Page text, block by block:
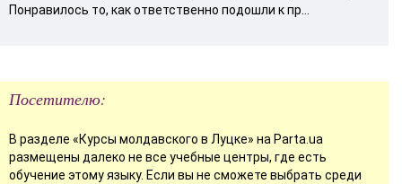
Понравилось то, как ответственно подошли к пр...
Посетителю:
В разделе «Курсы молдавского в Луцке» на Parta.ua
размещены далеко не все учебные центры, где есть
обучение этому языку. Если вы не сможете выбрать среди